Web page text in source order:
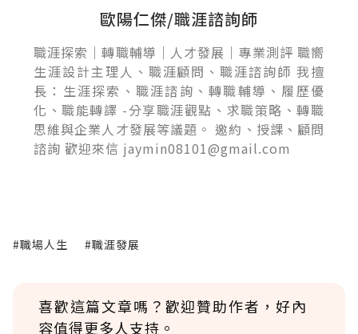
歐陽仁傑/職涯諮詢師
職涯探索｜轉職輔導｜人才發展｜專業測評 職嚮
生涯設計主理人、職涯顧問、職涯諮詢師 我擅
長：生涯探索、職涯諮詢、轉職輔導、履歷優
化、職能轉譯 -分享職涯觀點、求職策略、轉職
思維與企業人才發展等議題。 邀約、授課、顧問
諮詢 歡迎來信 jaymin08101@gmail.com
#職場人生 #職涯發展
喜歡這篇文章嗎？歡迎贊助作者，好內
容值得更多人支持。